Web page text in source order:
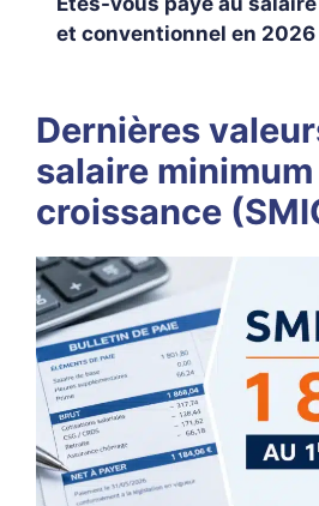
et conventionnel en 2026
Dernières
salaire
croissance